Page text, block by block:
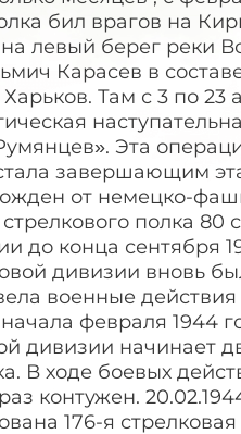
бил врагов на
левый берег реки
Карасев в
Там с 3 по 23
Эта
завершающим
от немецко-
полка 80
до конца сентября
дивизии вновь
военные действия
февраля 1944
дивизии начинает
В ходе боевых
контужен.
176-я